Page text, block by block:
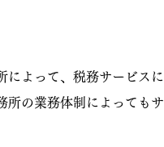
よって、税務サービス
所の業務体制によっても